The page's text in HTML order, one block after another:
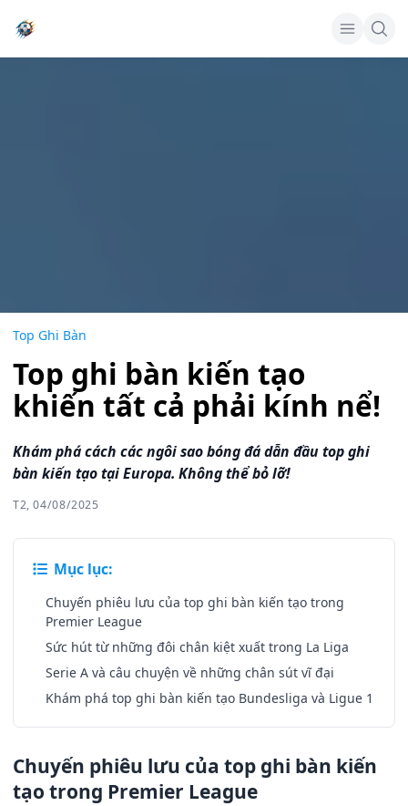
Top Ghi Bàn
Top ghi bàn kiến tạo
khiến tất cả phải kính nể!
Khám phá cách các ngôi sao bóng đá dẫn đầu top ghi
bàn kiến tạo tại Europa. Không thể bỏ lỡ!
T2, 04/08/2025
Mục lục:
Chuyến phiêu lưu của top ghi bàn kiến tạo trong
Premier League
Sức hút từ những đôi chân kiệt xuất trong La Liga
Serie A và câu chuyện về những chân sút vĩ đại
Khám phá top ghi bàn kiến tạo Bundesliga và Ligue 1
Chuyến phiêu lưu của top ghi bàn kiến
tạo trong Premier League